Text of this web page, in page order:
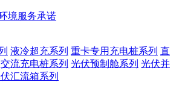
境服务承诺
液冷超充系列 重卡专用充电桩系列 直
交流充电桩系列 光伏预制舱系列 光伏并
汇流箱系列